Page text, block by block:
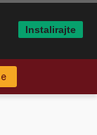
Instalirajte